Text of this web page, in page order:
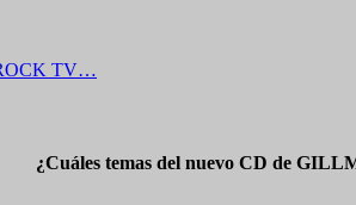
TV…
¿Cuáles temas del nuevo CD de